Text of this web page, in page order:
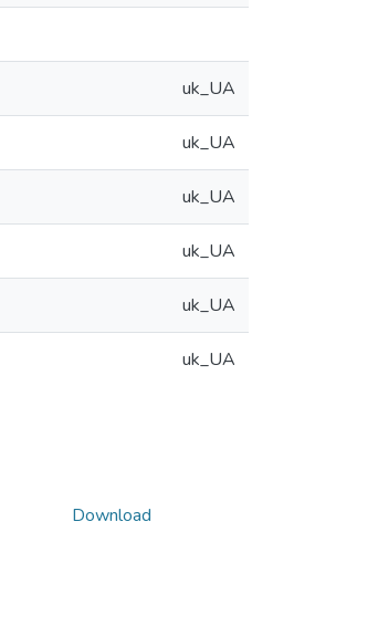
uk_UA
uk_UA
uk_UA
uk_UA
uk_UA
uk_UA
Download